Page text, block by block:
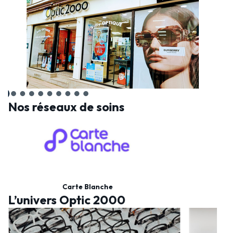
Nos réseaux de soins
Carte Blanche
L’univers Optic 2000